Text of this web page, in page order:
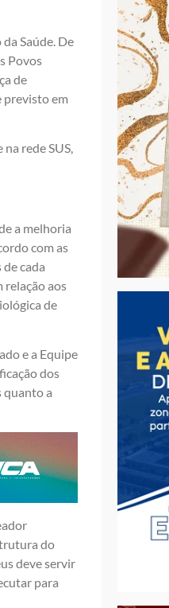
Saúde. De
Povos
de
previsto em
rede SUS,
a melhoria
com as
cada
relação aos
de
e a Equipe
dos
quanto a
do
deve servir
para